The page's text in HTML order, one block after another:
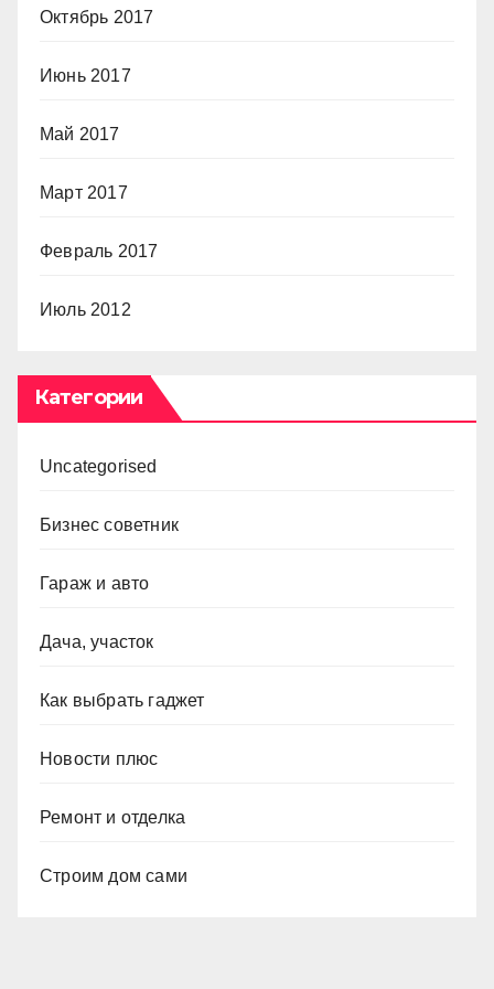
Октябрь 2017
Июнь 2017
Май 2017
Март 2017
Февраль 2017
Июль 2012
Категории
Uncategorised
Бизнес советник
Гараж и авто
Дача, участок
Как выбрать гаджет
Новости плюс
Ремонт и отделка
Строим дом сами